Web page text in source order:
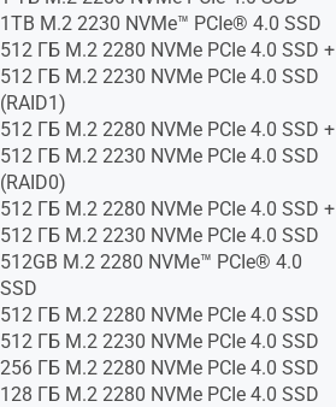
1TB M.2 2230 NVMe™ PCIe® 4.0 SSD
512 ГБ M.2 2280 NVMe PCIe 4.0 SSD +
512 ГБ M.2 2230 NVMe PCIe 4.0 SSD
(RAID1)
512 ГБ M.2 2280 NVMe PCIe 4.0 SSD +
512 ГБ M.2 2230 NVMe PCIe 4.0 SSD
(RAID0)
512 ГБ M.2 2280 NVMe PCIe 4.0 SSD +
512 ГБ M.2 2230 NVMe PCIe 4.0 SSD
512GB M.2 2280 NVMe™ PCIe® 4.0
SSD
512 ГБ M.2 2280 NVMe PCIe 4.0 SSD
512 ГБ M.2 2230 NVMe PCIe 4.0 SSD
256 ГБ M.2 2280 NVMe PCIe 4.0 SSD
128 ГБ M.2 2280 NVMe PCIe 4.0 SSD